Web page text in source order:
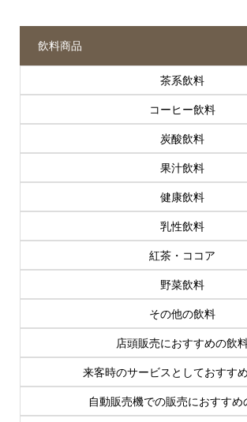
飲料商品
茶系飲料
コーヒー飲料
炭酸飲料
果汁飲料
健康飲料
乳性飲料
紅茶・ココア
野菜飲料
その他の飲料
店頭販売におすすめの飲
来客時のサービスとしておすす
自動販売機での販売におすすめ